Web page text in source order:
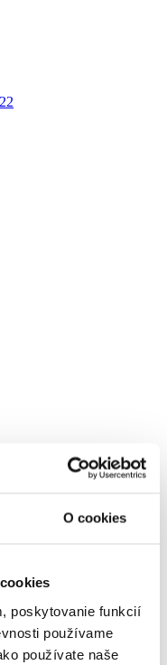
O cookies
poskytovanie funkcií
používame
používate naše
Office C522
a iných dokumentov